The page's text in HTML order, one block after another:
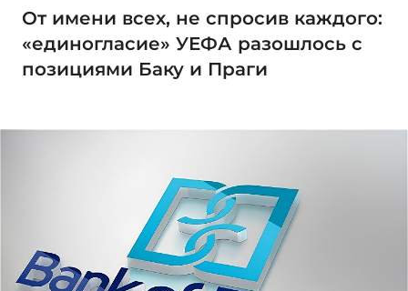
От имени всех, не спросив каждого:
«единогласие» УЕФА разошлось с
позициями Баку и Праги